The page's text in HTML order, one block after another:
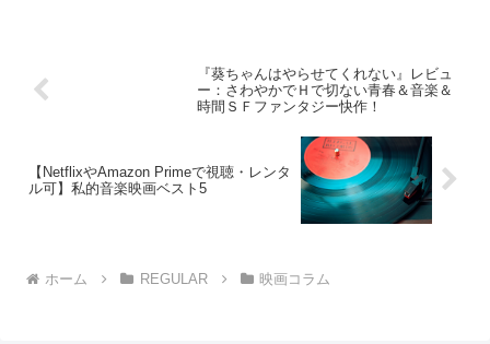
『葵ちゃんはやらせてくれない』レビュ
ー：さわやかでＨで切ない青春＆音楽＆
時間ＳＦファンタジー快作！
【NetflixやAmazon Primeで視聴・レンタ
ル可】私的音楽映画ベスト5
ホーム REGULAR 映画コラム